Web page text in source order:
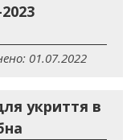
01.07.2022
укриття в